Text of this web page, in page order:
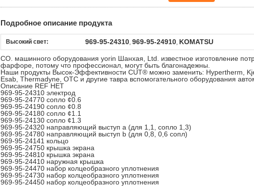
Подробное описание продукта
Высокий свет: 969-95-24310, 969-95-24910, KOMATSU
CO. машинного оборудования yorin Шанхая, Ltd. известное изготовление
фарфоре, потому что профессионал, могут быть благонадежны.
Наши продукты Высок-Эффективности CUT® можно заменить: Hypertherm,
Esab, Thermadyne, OTC и другие тавра вспомогательного оборудования
Описание REF НЕТ
969-95-24310 электрод
969-95-24770 сопло ¢0.6
969-95-24190 сопло ¢0.8
969-95-24180 сопло ¢1.1
969-95-24130 сопло ¢1.3
969-95-24320 направляющий выступ a (для 1,1, сопло 1,3)
969-95-24780 направляющий выступ b (для 0,8, 0,6 сопл)
969-95-24141 кольцо
969-95-24750 крышка экрана
969-95-24810 крышка экрана
969-95-24410 наружная крышка
969-95-24470 набор колцеобразного уплотнения
969-95-24730 набор колцеобразного уплотнения
969-95-24450 набор колцеобразного уплотнения